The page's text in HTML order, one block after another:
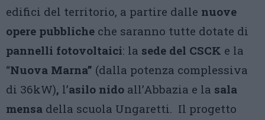
edifici del territorio, a partire dalle nuove
opere pubbliche che saranno tutte dotate di
pannelli fotovoltaici: la sede del CSCK e la
“Nuova Marna” (dalla potenza complessiva
di 36kW), l’asilo nido all’Abbazia e la sala
mensa della scuola Ungaretti. Il progetto